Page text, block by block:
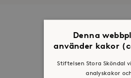
Organisation
Denna
använder kakor
Stiftelsen Stora Sköndal
analyskakor